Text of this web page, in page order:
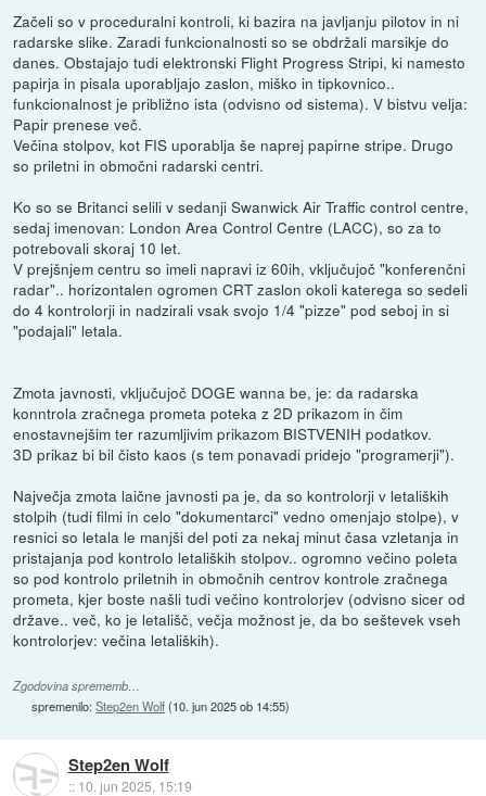
Začeli so v proceduralni kontroli, ki bazira na javljanju pilotov in ni
radarske slike. Zaradi funkcionalnosti so se obdržali marsikje do
danes. Obstajajo tudi elektronski Flight Progress Stripi, ki namesto
papirja in pisala uporabljajo zaslon, miško in tipkovnico..
funkcionalnost je približno ista (odvisno od sistema). V bistvu velja:
Papir prenese več.
Večina stolpov, kot FIS uporablja še naprej papirne stripe. Drugo
so priletni in območni radarski centri.
Ko so se Britanci selili v sedanji Swanwick Air Traffic control centre,
sedaj imenovan: London Area Control Centre (LACC), so za to
potrebovali skoraj 10 let.
V prejšnjem centru so imeli napravi iz 60ih, vključujoč "konferenčni
radar".. horizontalen ogromen CRT zaslon okoli katerega so sedeli
do 4 kontrolorji in nadzirali vsak svojo 1/4 "pizze" pod seboj in si
"podajali" letala.
Zmota javnosti, vključujoč DOGE wanna be, je: da radarska
konntrola zračnega prometa poteka z 2D prikazom in čim
enostavnejšim ter razumljivim prikazom BISTVENIH podatkov.
3D prikaz bi bil čisto kaos (s tem ponavadi pridejo "programerji").
Največja zmota laične javnosti pa je, da so kontrolorji v letaliških
stolpih (tudi filmi in celo "dokumentarci" vedno omenjajo stolpe), v
resnici so letala le manjši del poti za nekaj minut časa vzletanja in
pristajanja pod kontrolo letaliških stolpov.. ogromno večino poleta
so pod kontrolo priletnih in območnih centrov kontrole zračnega
prometa, kjer boste našli tudi večino kontrolorjev (odvisno sicer od
države.. več, ko je letališč, večja možnost je, da bo seštevek vseh
kontrolorjev: večina letaliških).
Zgodovina sprememb…
spremenilo:Step2en Wolf(10. jun 2025 ob 14:55)
Step2en Wolf
:: 10. jun 2025, 15:19